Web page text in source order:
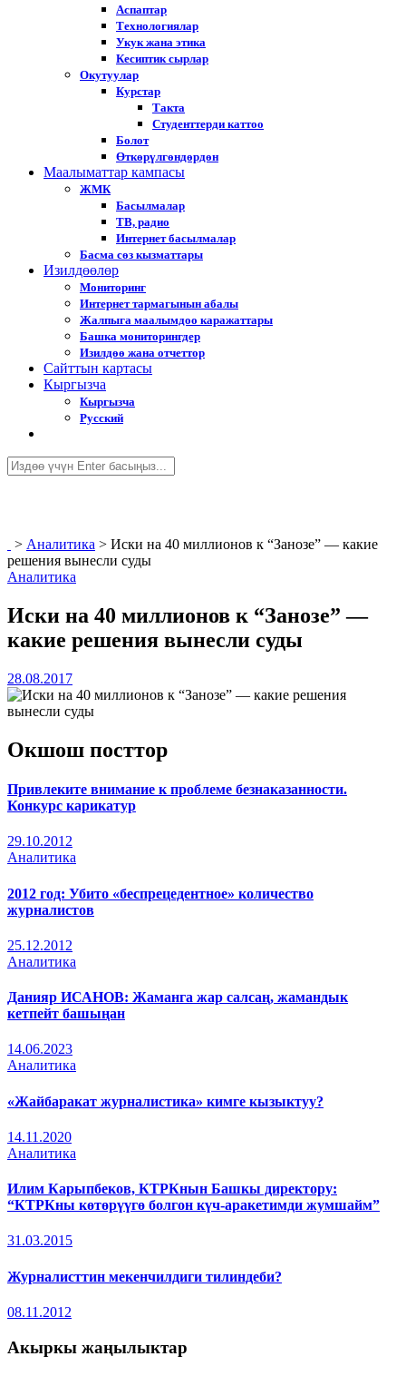
Аспаптар
Технологиялар
Укук жана этика
Кесиптик сырлар
Окутуулар
Курстар
Такта
Студенттерди каттоо
Болот
Өткөрүлгөндөрдөн
Маалыматтар кампасы
ЖМК
Басылмалар
ТВ, радио
Интернет басылмалар
Басма сөз кызматтары
Изилдөөлөр
Мониторинг
Интернет тармагынын абалы
Жалпыга маалымдоо каражаттары
Башка мониторингдер
Изилдөө жана отчеттор
Cайттын картасы
Кыргызча
Кыргызча
Русский
> Аналитика > Иски на 40 миллионов к “Занозе” — какие
решения вынесли суды
Аналитика
Иски на 40 миллионов к “Занозе” —
какие решения вынесли суды
28.08.2017
Окшош посттор
Привлеките внимание к проблеме безнаказанности.
Конкурс карикатур
29.10.2012
Аналитика
2012 год: Убито «беспрецедентное» количество
журналистов
25.12.2012
Аналитика
Данияр ИСАНОВ: Жаманга жар салсаң, жамандык
кетпейт башыңан
14.06.2023
Аналитика
«Жайбаракат журналистика» кимге кызыктуу?
14.11.2020
Аналитика
Илим Карыпбеков, КТРКнын Башкы директору:
“КТРКны көтөрүүгө болгон күч-аракетимди жумшайм”
31.03.2015
Журналисттин мекенчилдиги тилиндеби?
08.11.2012
Акыркы жаңылыктар